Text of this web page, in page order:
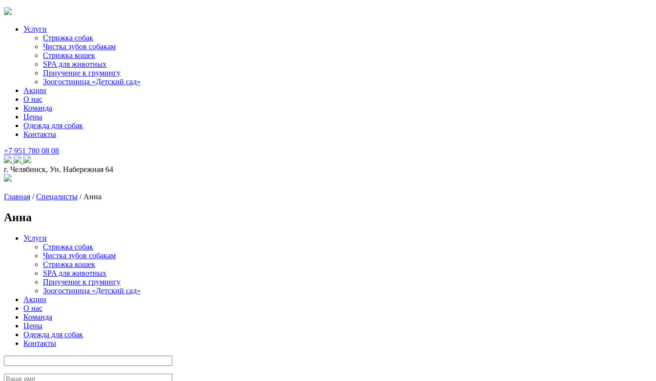
Услуги
Стрижка собак
Чистка зубов собакам
Стрижка кошек
SPA для животных
Приучение к грумингу
Зоогостиница «Детский сад»
Акции
О нас
Команда
Цены
Одежда для собак
Контакты
+7 951 780 08 08
г. Челябинск, Ун. Набережная 64
Главная /Спецалисты /Анна
Анна
Услуги
Стрижка собак
Чистка зубов собакам
Стрижка кошек
SPA для животных
Приучение к грумингу
Зоогостиница «Детский сад»
Акции
О нас
Команда
Цены
Одежда для собак
Контакты